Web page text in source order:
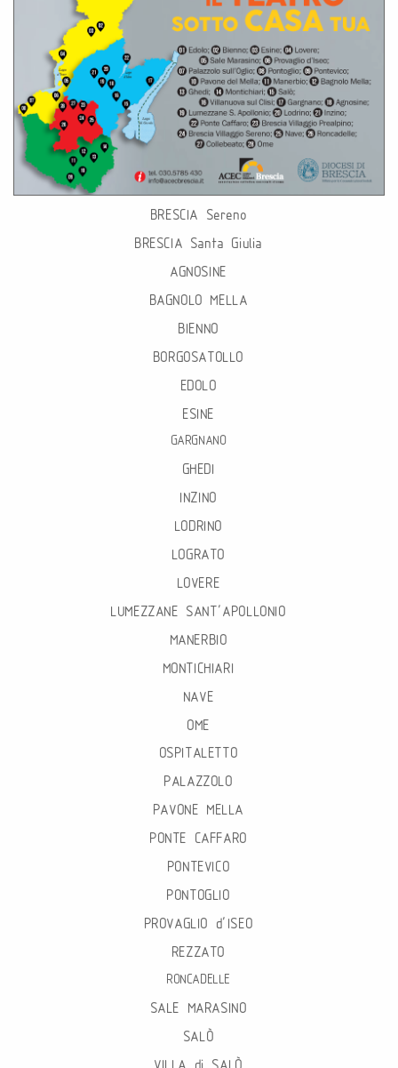
BRESCIA Sereno
BRESCIA Santa Giulia
AGNOSINE
BAGNOLO MELLA
BIENNO
BORGOSATOLLO
EDOLO
ESINE
GARGNANO
GHEDI
INZINO
LODRINO
LOGRATO
LOVERE
LUMEZZANE SANT’APOLLONIO
MANERBIO
MONTICHIARI
NAVE
OME
OSPITALETTO
PALAZZOLO
PAVONE MELLA
PONTE CAFFARO
PONTEVICO
PONTOGLIO
PROVAGLIO d’ISEO
REZZATO
RONCADELLE
SALE MARASINO
SALÒ
VILLA di SALÒ